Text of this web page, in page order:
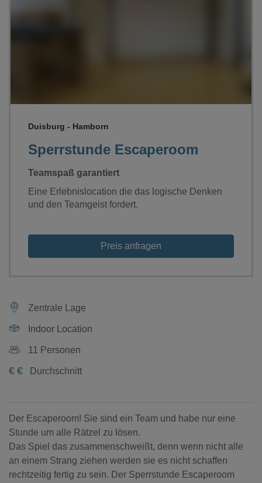
Sperrstunde Escaperoom
Duisburg - Hamborn
Teamspaß garantiert
Eine Erlebnislocation die das logische Denken
und den Teamgeist fordert.
Preis anfragen
Zentrale Lage
Indoor Location
11 Personen
€ € Durchschnitt
Der Escaperoom! Sie sind ein Team und habe nur eine
Stunde um alle Rätzel zu lösen.
Das Spiel das zusammenschweißt, denn wenn nicht alle
an einem Strang ziehen werden sie es nicht schaffen
rechtzeitig fertig zu sein. Der Sperrstunde Escaperoom